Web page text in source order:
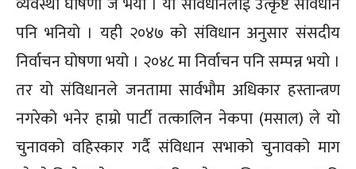
पनि भनियो । यही २०४७ को संविधान अनुसार संसदीय
निर्वाचन घोषणा भयो । २०४८ मा निर्वाचन पनि सम्पन्न भयो ।
तर यो संविधानले जनतामा सार्वभौम अधिकार हस्तान्त्रण
नगरेको भनेर हाम्रो पार्टी तत्कालिन नेकपा (मसाल) ले यो
चुनावको वहिस्कार गर्दै संविधान सभाको चुनावको माग